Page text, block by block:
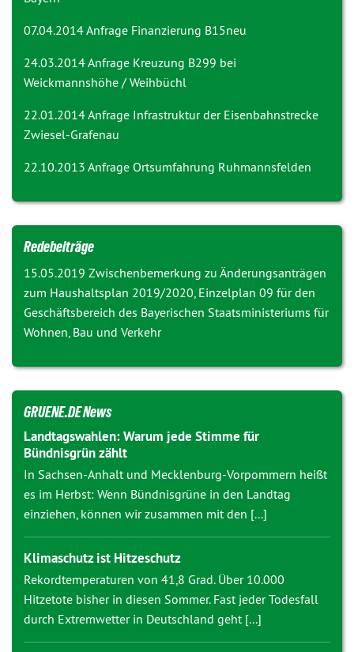
07.04.2014 Anfrage Finanzierung B15neu
24.03.2014 Anfrage Kreuzung B299 bei
Weickmannshöhe / Weihbüchl
22.01.2014 Anfrage Infrastruktur der Eisenbahnstrecke
Zwiesel-Grafenau
22.10.2013 Anfrage Ortsumfahrung Ruhmannsfelden
Redebeiträge
15.05.2019 Zwischenbemerkung zu Änderungsanträgen
zum Haushaltsplan 2019/2020, Einzelplan 09 für den
Geschäftsbereich des Bayerischen Staatsministeriums für
Wohnen, Bau und Verkehr
GRUENE.DE News
Landtagswahlen: Warum jede Stimme für
Bündnisgrün zählt
In Sachsen-Anhalt und Mecklenburg-Vorpommern heißt
es im Herbst: Wenn Bündnisgrüne in den Landtag
einziehen, können wir zusammen mit den [...]
Klimaschutz ist Hitzeschutz
Rekordtemperaturen von 41,8 Grad. Über 10.000
Hitzetote bisher in diesen Sommer. Fast jeder Todesfall
durch Extremwetter in Deutschland geht [...]